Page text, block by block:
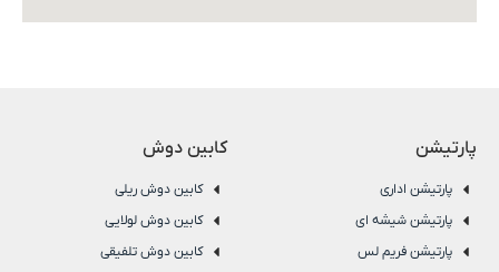
پارتیشن
پارتیشن اداری
پارتیشن شیشه ای
پارتیشن فریم لس
کابین دوش
کابین دوش ریلی
کابین دوش لولایی
کابین دوش تلفیقی